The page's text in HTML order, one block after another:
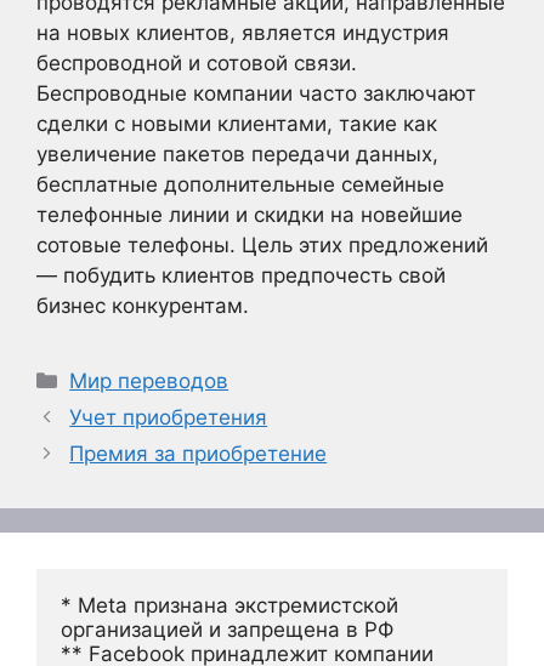
на новых клиентов, является индустрия
беспроводной и сотовой связи.
Беспроводные компании часто заключают
сделки с новыми клиентами, такие как
увеличение пакетов передачи данных,
бесплатные дополнительные семейные
телефонные линии и скидки на новейшие
сотовые телефоны. Цель этих предложений
— побудить клиентов предпочесть свой
бизнес конкурентам.
Рубрики
Мир переводов
Учет приобретения
Премия за приобретение
* Meta признана экстремистской
организацией и запрещена в РФ
** Facebook принадлежит компании